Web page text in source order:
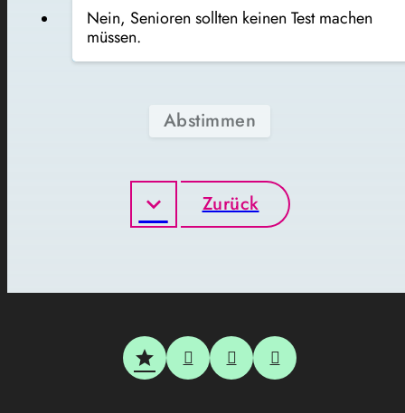
Nein, Senioren sollten keinen Test machen
müssen.
Abstimmen
Zurück